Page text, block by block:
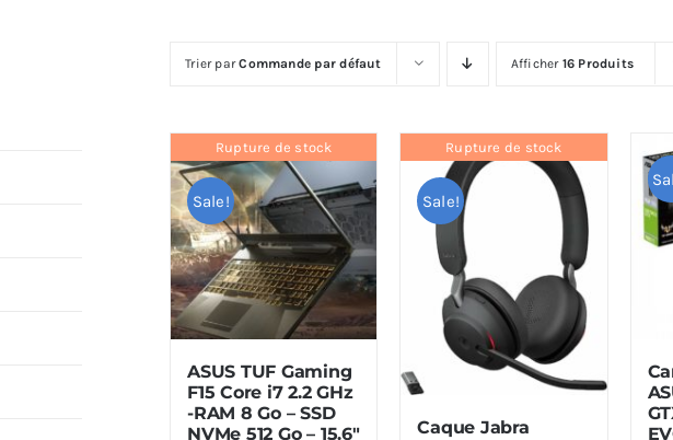
Trier parCommande par défaut Afficher 16 Produits
Rupture de stock
Sale!
ASUS TUF Gaming
F15 Core i7 2.2 GHz
-RAM 8 Go – SSD
NVMe 512 Go – 15.6″
Rupture de stock
Sale!
Caque Jabra